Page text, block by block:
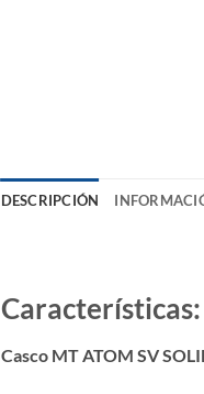
DESCRIPCIÓN
Características:
Casco MT ATOM SV